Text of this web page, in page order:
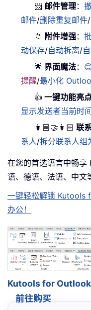
📨 邮件管理：
邮件/删除重复邮件/
📁 附件增强：
动保存/自动拆离/
🌟 界面魔法：
提醒/最小化
👍 一键功能亮
显示发送者当前时
👩🏼‍🤝‍👩🏻 联
系人/拆分联系人组
在您的首选语言中畅
语、德语、法语、中文
一键轻松解锁 Kutools
办公！
Kutools for Outlook
前往购买